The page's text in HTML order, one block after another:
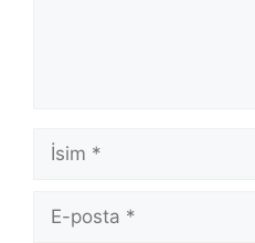
İsim
posta